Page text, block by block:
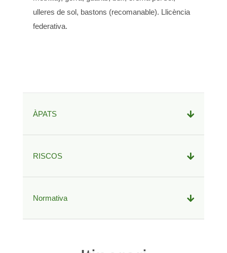
ulleres de sol, bastons (recomanable). Llicència
federativa.
ÀPATS
RISCOS
Normativa